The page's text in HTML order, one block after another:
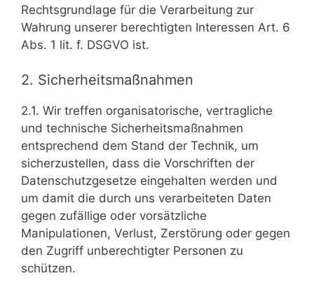
Rechtsgrundlage für die Verarbeitung zur
Wahrung unserer berechtigten Interessen Art. 6
Abs. 1 lit. f. DSGVO ist.
2. Sicherheitsmaßnahmen
2.1. Wir treffen organisatorische, vertragliche
und technische Sicherheitsmaßnahmen
entsprechend dem Stand der Technik, um
sicherzustellen, dass die Vorschriften der
Datenschutzgesetze eingehalten werden und
um damit die durch uns verarbeiteten Daten
gegen zufällige oder vorsätzliche
Manipulationen, Verlust, Zerstörung oder gegen
den Zugriff unberechtigter Personen zu
schützen.